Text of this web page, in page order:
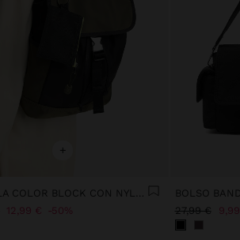
+
MOCHILA COLOR BLOCK CON NYLON
12,99 € 50% 27,99 €